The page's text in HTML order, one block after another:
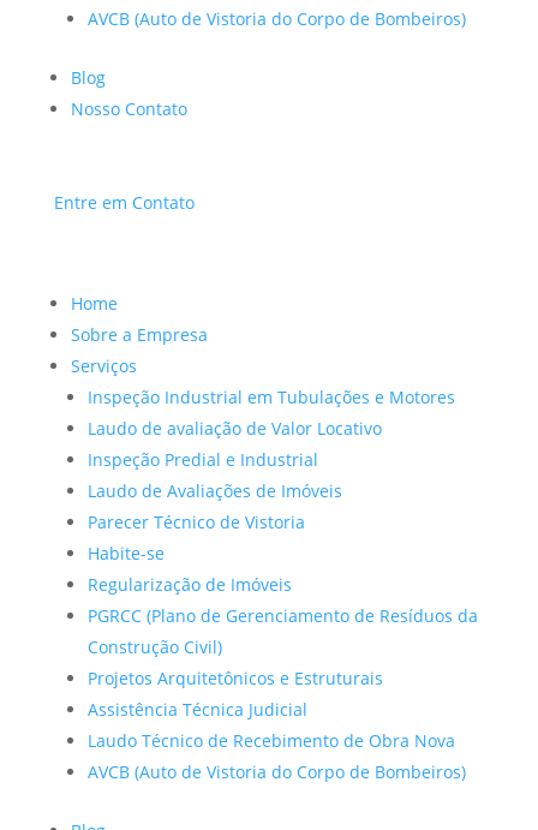
AVCB (Auto de Vistoria do Corpo de Bombeiros)
Blog
Nosso Contato
Entre em Contato
Home
Sobre a Empresa
Serviços
Inspeção Industrial em Tubulações e Motores
Laudo de avaliação de Valor Locativo
Inspeção Predial e Industrial
Laudo de Avaliações de Imóveis
Parecer Técnico de Vistoria
Habite-se
Regularização de Imóveis
PGRCC (Plano de Gerenciamento de Resíduos da
Construção Civil)
Projetos Arquitetônicos e Estruturais
Assistência Técnica Judicial
Laudo Técnico de Recebimento de Obra Nova
AVCB (Auto de Vistoria do Corpo de Bombeiros)